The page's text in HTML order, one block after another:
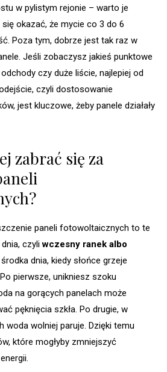
w pylistym rejonie – warto je
okazać, że mycie co 3 do 6
Poza tym, dobrze jest tak raz w
Jeśli zobaczysz jakieś punktowe
czy duże liście, najlepiej od
czyli dostosowanie
jest kluczowe, żeby panele działały
zabrać się za
paneli fotowoltaicznych to te
dnia, czyliwczesny ranek albo
środka dnia, kiedy słońce grzeje
pierwsze, unikniesz szoku
na gorących panelach może
pęknięcia szkła. Po drugie, w
woda wolniej paruje. Dzięki temu
które mogłyby zmniejszyć